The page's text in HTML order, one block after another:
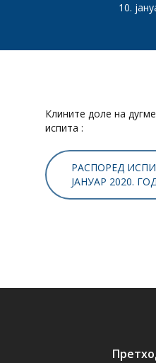
10.
Клините доле на
испита :
РАСПОРЕД
ЈАНУАР 2020.